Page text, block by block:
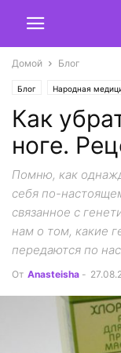
Домой Блог
Блог Народная
Как
ноге.
Помню, как
себя по-
связанное с
нам о том, какие
передаются по
От Anasteisha -